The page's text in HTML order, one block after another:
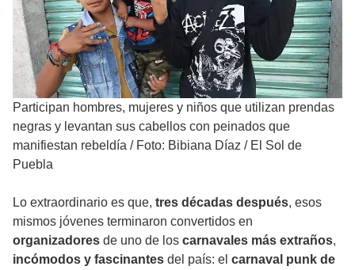
Participan hombres, mujeres y niños que utilizan prendas
negras y levantan sus cabellos con peinados que
manifiestan rebeldía / Foto: Bibiana Díaz / El Sol de
Puebla
Lo extraordinario es que, tres décadas después, esos
mismos jóvenes terminaron convertidos en
organizadores de uno de los carnavales más extraños,
incómodos y fascinantes del país: el carnaval punk de